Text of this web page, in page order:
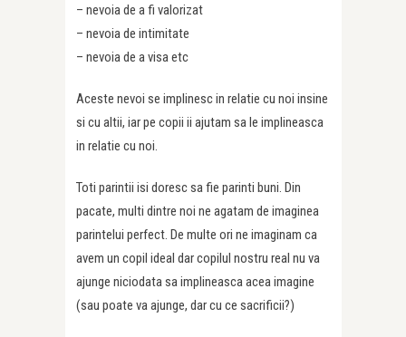
– nevoia de a fi valorizat
– nevoia de intimitate
– nevoia de a visa etc
Aceste nevoi se implinesc in relatie cu noi insine
si cu altii, iar pe copii ii ajutam sa le implineasca
in relatie cu noi.
Toti parintii isi doresc sa fie parinti buni. Din
pacate, multi dintre noi ne agatam de imaginea
parintelui perfect. De multe ori ne imaginam ca
avem un copil ideal dar copilul nostru real nu va
ajunge niciodata sa implineasca acea imagine
(sau poate va ajunge, dar cu ce sacrificii?)